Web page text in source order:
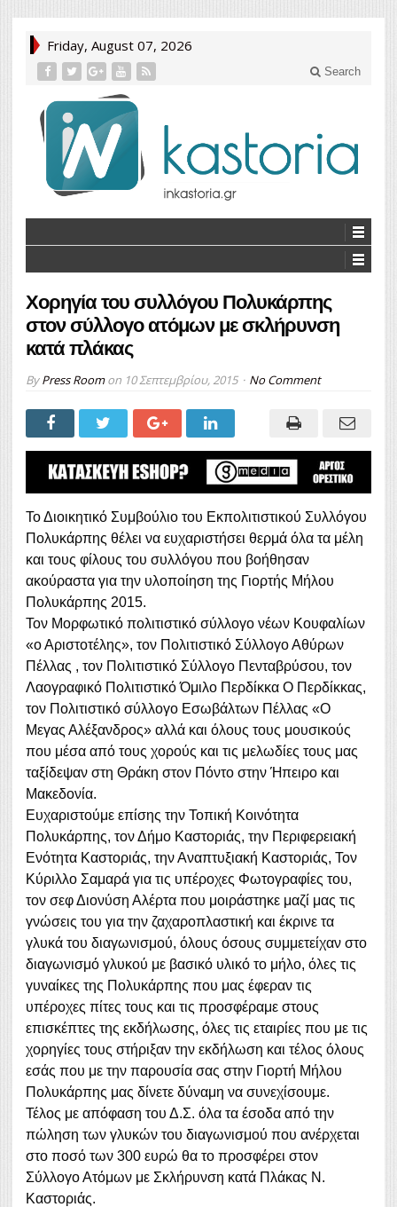
Friday, August 07, 2026
Search
Χορηγία του συλλόγου Πολυκάρπης
στον σύλλογο ατόμων με σκλήρυνση
κατά πλάκας
ByPress Roomon 10 Σεπτεμβρίου, 2015 No Comment
Το Διοικητικό Συμβούλιο του Εκπολιτιστικού Συλλόγου
Πολυκάρπης θέλει να ευχαριστήσει θερμά όλα τα μέλη
και τους φίλους του συλλόγου που βοήθησαν
ακούραστα για την υλοποίηση της Γιορτής Μήλου
Πολυκάρπης 2015.
Τον Μορφωτικό πολιτιστικό σύλλογο νέων Κουφαλίων
«ο Αριστοτέλης», τον Πολιτιστικό Σύλλογο Αθύρων
Πέλλας , τον Πολιτιστικό Σύλλογο Πενταβρύσου, τον
Λαογραφικό Πολιτιστικό Όμιλο Περδίκκα Ο Περδίκκας,
τον Πολιτιστικό σύλλογο Εσωβάλτων Πέλλας «Ο
Μεγας Αλέξανδρος» αλλά και όλους τους μουσικούς
που μέσα από τους χορούς και τις μελωδίες τους μας
ταξίδεψαν στη Θράκη στον Πόντο στην Ήπειρο και
Μακεδονία.
Ευχαριστούμε επίσης την Τοπική Κοινότητα
Πολυκάρπης, τον Δήμο Καστοριάς, την Περιφερειακή
Ενότητα Καστοριάς, την Αναπτυξιακή Καστοριάς, Τον
Κύριλλο Σαμαρά για τις υπέροχες Φωτογραφίες του,
τον σεφ Διονύση Αλέρτα που μοιράστηκε μαζί μας τις
γνώσεις του για την ζαχαροπλαστική και έκρινε τα
γλυκά του διαγωνισμού, όλους όσους συμμετείχαν στο
διαγωνισμό γλυκού με βασικό υλικό το μήλο, όλες τις
γυναίκες της Πολυκάρπης που μας έφεραν τις
υπέροχες πίτες τους και τις προσφέραμε στους
επισκέπτες της εκδήλωσης, όλες τις εταιρίες που με τις
χορηγίες τους στήριξαν την εκδήλωση και τέλος όλους
εσάς που με την παρουσία σας στην Γιορτή Μήλου
Πολυκάρπης μας δίνετε δύναμη να συνεχίσουμε.
Τέλος με απόφαση του Δ.Σ. όλα τα έσοδα από την
πώληση των γλυκών του διαγωνισμού που ανέρχεται
στο ποσό των 300 ευρώ θα το προσφέρει στον
Σύλλογο Ατόμων με Σκλήρυνση κατά Πλάκας Ν.
Καστοριάς.